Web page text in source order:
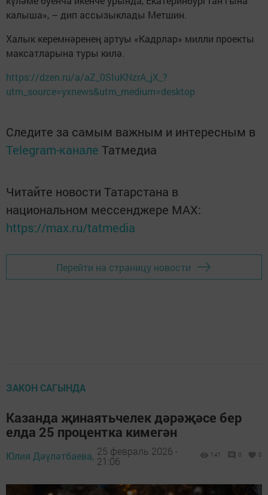
калыша», – дип ассызыклады Метшин.
Халык керемнәренең артуы «Кадрлар» милли проекты
максатларына туры килә.
https://dzen.ru/a/aZ_0SIuKNzrA_jX_?
utm_source=yxnews&utm_medium=desktop
Следите за самым важным и интересным в
Telegram-канале Татмедиа
Читайте новости Татарстана в
национальном мессенджере MАХ:
https://max.ru/tatmedia
Перейти на страницу новости
ЗАКОН САГЫНДА
Казанда җинаятьчелек дәрәҗәсе бер
елда 25 процентка кимегән
Юлия Дәүләтбаева, 25 февраль 2026 -
21:06
141 0 0